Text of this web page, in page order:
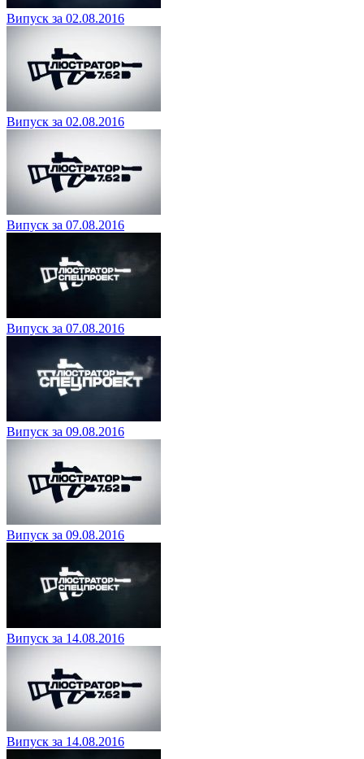
Випуск за 02.08.2016
Випуск за 02.08.2016
Випуск за 07.08.2016
Випуск за 07.08.2016
Випуск за 09.08.2016
Випуск за 09.08.2016
Випуск за 14.08.2016
Випуск за 14.08.2016